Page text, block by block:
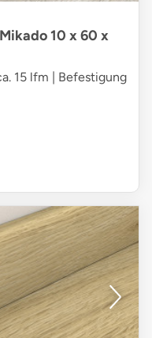
10 x 60 x
15 lfm | Befestigung